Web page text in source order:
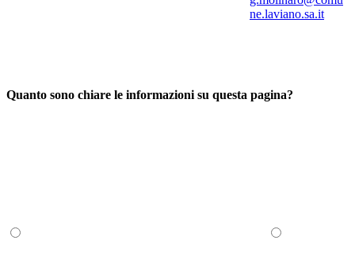
ne.laviano.sa.it
Quanto sono chiare le informazioni su questa pagina?